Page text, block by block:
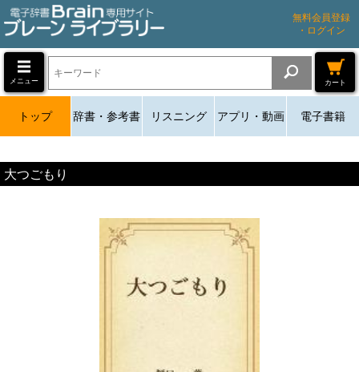
無料会員登録
・ログイン
メニュー カート
トップ 辞書・参考書 リスニング アプリ・動画 電子書籍
大つごもり